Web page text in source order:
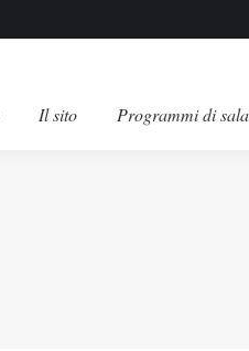
Il sito Programmi di sala